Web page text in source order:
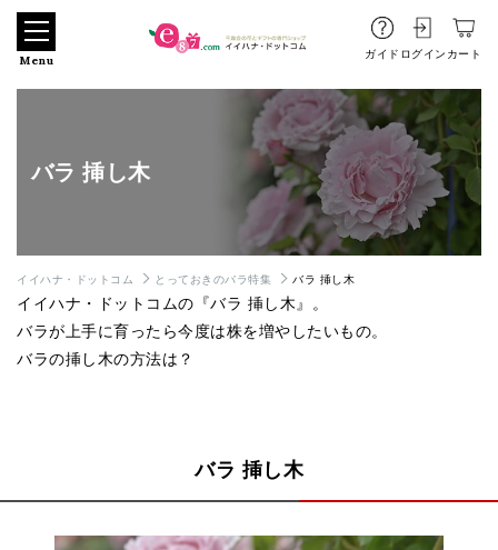
Menu ガイド ログイン カート
バラ 挿し木
イイハナ・ドットコム とっておきのバラ特集 バラ 挿し木
イイハナ・ドットコムの『バラ 挿し木』。
バラが上手に育ったら今度は株を増やしたいもの。
バラの挿し木の方法は？
バラ 挿し木